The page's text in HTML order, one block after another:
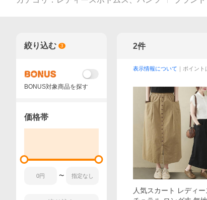
2件
表示情報について ｜ポイン
人気スカート レディー
絞り込む 3
BONUS対象商品を探す
価格帯
〜